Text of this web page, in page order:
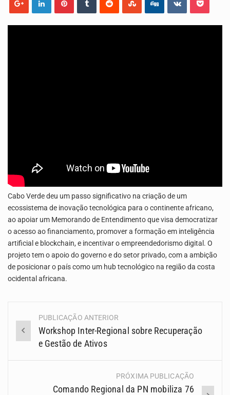
A Associação Ambiental Terrimar divulgou hoje os dados sobre a época de desova das tartarugas…
Cabo Verde deu um passo significativo na criação de um
ecossistema de inovação tecnológica para o continente africano,
ao apoiar um Memorando de Entendimento que visa democratizar
o acesso ao financiamento, promover a formação em inteligência
artificial e blockchain, e incentivar o empreendedorismo digital. O
projeto tem o apoio do governo e do setor privado, com a ambição
de posicionar o país como um hub tecnológico na região da costa
ocidental africana.
Navegação
(Posts)
PUBLICAÇÃO ANTERIOR
Workshop Inter-Regional sobre Recuperação
e Gestão de Ativos
PRÓXIMA PUBLICAÇÃO
Comando Regional da PN mobiliza 76